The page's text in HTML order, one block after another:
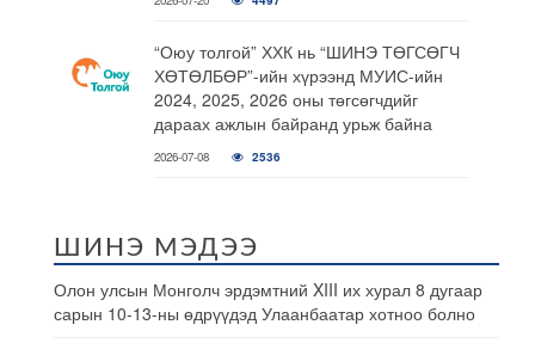
“Оюу толгой” ХХК нь “ШИНЭ ТӨГСӨГЧ
ХӨТӨЛБӨР”-ийн хүрээнд МУИС-ийн
2024, 2025, 2026 оны төгсөгчдийг
дараах ажлын байранд урьж байна
2026-07-08 2536
ШИНЭ МЭДЭЭ
Олон улсын Монголч эрдэмтний XIII их хурал 8 дугаар
сарын 10-13-ны өдрүүдэд Улаанбаатар хотноо болно